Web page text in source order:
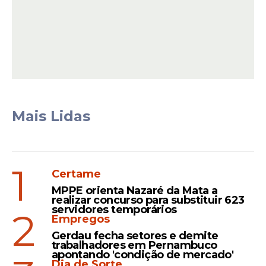
Leia Também
Toritama zera filas de
espera por atendimento de
fisioterapia para adultos e
crianças
Mais Lidas
1
Certame
MPPE orienta Nazaré da Mata a
realizar concurso para substituir 623
servidores temporários
2
Empregos
Gerdau fecha setores e demite
trabalhadores em Pernambuco
apontando 'condição de mercado'